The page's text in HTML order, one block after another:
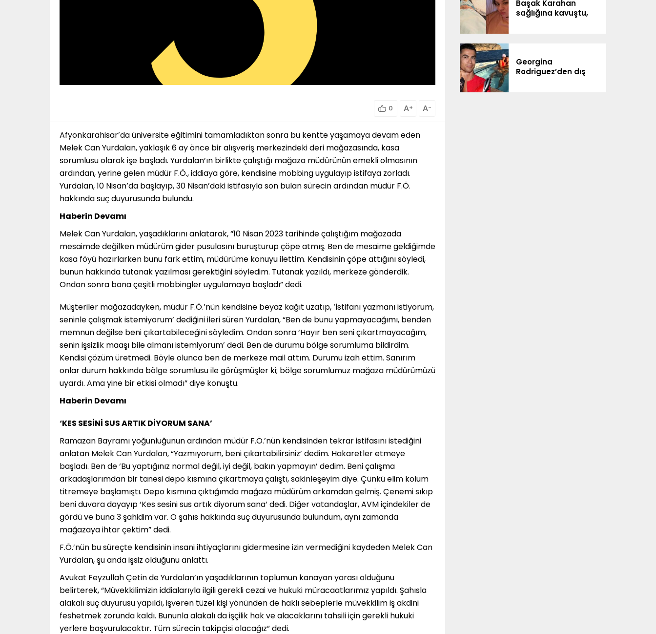
0 A+ A-
Afyonkarahisar’da üniversite eğitimini tamamladıktan sonra bu kentte yaşamaya devam eden
Melek Can Yurdalan, yaklaşık 6 ay önce bir alışveriş merkezindeki deri mağazasında, kasa
sorumlusu olarak işe başladı. Yurdalan’ın birlikte çalıştığı mağaza müdürünün emekli olmasının
ardından, yerine gelen müdür F.Ö., iddiaya göre, kendisine mobbing uygulayıp istifaya zorladı.
Yurdalan, 10 Nisan’da başlayıp, 30 Nisan’daki istifasıyla son bulan sürecin ardından müdür F.Ö.
hakkında suç duyurusunda bulundu.
Haberin Devamı
Melek Can Yurdalan, yaşadıklarını anlatarak, “10 Nisan 2023 tarihinde çalıştığım mağazada
mesaimde değilken müdürüm gider pusulasını buruşturup çöpe atmış. Ben de mesaime geldiğimde
kasa föyü hazırlarken bunu fark ettim, müdürüme konuyu ilettim. Kendisinin çöpe attığını söyledi,
bunun hakkında tutanak yazılması gerektiğini söyledim. Tutanak yazıldı, merkeze gönderdik.
Ondan sonra bana çeşitli mobbingler uygulamaya başladı” dedi.
Müşteriler mağazadayken, müdür F.Ö.’nün kendisine beyaz kağıt uzatıp, ‘İstifanı yazmanı istiyorum,
seninle çalışmak istemiyorum’ dediğini ileri süren Yurdalan, “Ben de bunu yapmayacağımı, benden
memnun değilse beni çıkartabileceğini söyledim. Ondan sonra ‘Hayır ben seni çıkartmayacağım,
senin işsizlik maaşı bile almanı istemiyorum’ dedi. Ben de durumu bölge sorumluma bildirdim.
Kendisi çözüm üretmedi. Böyle olunca ben de merkeze mail attım. Durumu izah ettim. Sanırım
onlar durum hakkında bölge sorumlusu ile görüşmüşler ki; bölge sorumlumuz mağaza müdürümüzü
uyardı. Ama yine bir etkisi olmadı” diye konuştu.
Haberin Devamı
‘KES SESİNİ SUS ARTIK DİYORUM SANA’
Ramazan Bayramı yoğunluğunun ardından müdür F.Ö.’nün kendisinden tekrar istifasını istediğini
anlatan Melek Can Yurdalan, “Yazmıyorum, beni çıkartabilirsiniz’ dedim. Hakaretler etmeye
başladı. Ben de ‘Bu yaptığınız normal değil, iyi değil, bakın yapmayın’ dedim. Beni çalışma
arkadaşlarımdan bir tanesi depo kısmına çıkartmaya çalıştı, sakinleşeyim diye. Çünkü elim kolum
titremeye başlamıştı. Depo kısmına çıktığımda mağaza müdürüm arkamdan gelmiş. Çenemi sıkıp
beni duvara dayayıp ‘Kes sesini sus artık diyorum sana’ dedi. Diğer vatandaşlar, AVM içindekiler de
gördü ve buna 3 şahidim var. O şahıs hakkında suç duyurusunda bulundum, aynı zamanda
mağazaya ihtar çektim” dedi.
F.Ö.’nün bu süreçte kendisinin insani ihtiyaçlarını gidermesine izin vermediğini kaydeden Melek Can
Yurdalan, şu anda işsiz olduğunu anlattı.
Avukat Feyzullah Çetin de Yurdalan’ın yaşadıklarının toplumun kanayan yarası olduğunu
belirterek, “Müvekkilimizin iddialarıyla ilgili gerekli cezai ve hukuki müracaatlarımız yapıldı. Şahısla
alakalı suç duyurusu yapıldı, işveren tüzel kişi yönünden de haklı sebeplerle müvekkilim iş akdini
feshetmek zorunda kaldı. Bununla alakalı da işçilik hak ve alacaklarını tahsili için gerekli hukuki
yerlere başvurulacaktır. Tüm sürecin takipçisi olacağız” dedi.
Başak Karahan
sağlığına kavuştu,
Georgina
Rodriguez’den dış